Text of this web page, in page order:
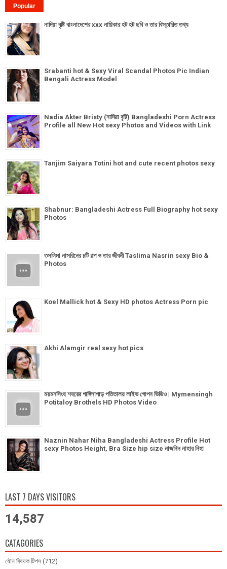
Popular
নাদিয়া বৃষ্টি বাংলাদেশের xxx নায়িকার হট হট ছবি ও তার বিস্তারিত তথ্য
Srabanti hot & Sexy Viral Scandal Photos Pic Indian
Bengali Actress Model
Nadia Akter Bristy (নাদিয়া বৃষ্টি) Bangladeshi Porn Actress
Profile all New Hot sexy Photos and Videos with Link
Tanjim Saiyara Totini hot and cute recent photos sexy
Shabnur: Bangladeshi Actress Full Biography hot sexy
Photos
তসলিমা নাসরিনের চটি গল্প ও তার জীবনী Taslima Nasrin sexy Bio &
Photos
Koel Mallick hot & Sexy HD photos Actress Porn pic
Akhi Alamgir real sexy hot pics
ময়মনসিংহ শহরের গাঙ্গিনাপাড় পতিতালয় লাইভ গোপন ভিডিও | Mymensingh
Potitaloy Brothels HD Photos Video
Naznin Nahar Niha Bangladeshi Actress Profile Hot
sexy Photos Height, Bra Size hip size নাজনিন নাহার নিহা
LAST 7 DAYS VISITORS
14,587
CATAGORIES
যৌন বিষয়ক টিপস (712)